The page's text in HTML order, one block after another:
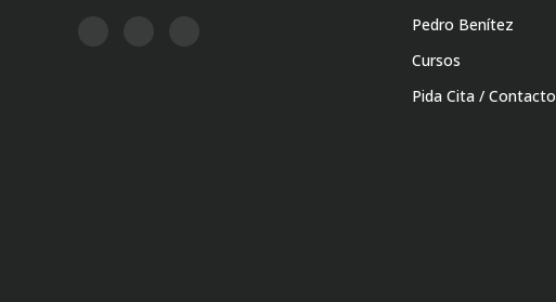
Pedro Benítez
Cursos
Pida Cita / Contacto